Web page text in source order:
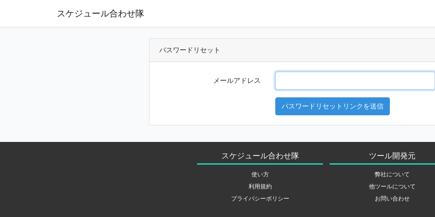
スケジュール合わせ隊
パスワードリセット
メールアドレス
パスワードリセットリンクを送信
スケジュール合わせ隊
使い方
利用規約
プライバシーポリシー
ツール開発元
弊社について
他ツールについて
お問い合わせ